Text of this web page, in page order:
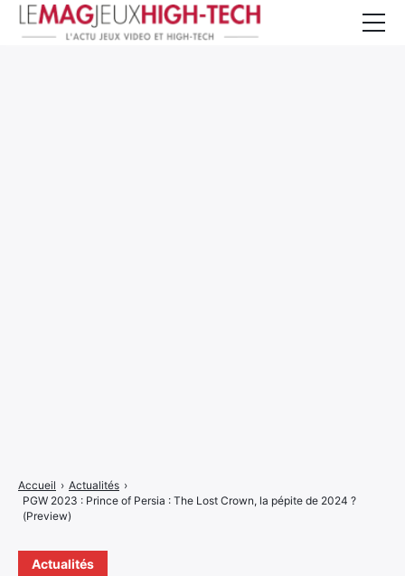
Actualités
Accueil › Actualités ›
PGW 2023 : Prince of Persia : The Lost Crown, la pépite de 2024 ?
(Preview)